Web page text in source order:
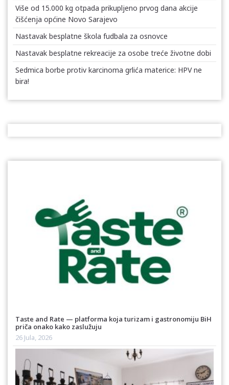
Više od 15.000 kg otpada prikupljeno prvog dana akcije
čišćenja općine Novo Sarajevo
Nastavak besplatne škola fudbala za osnovce
Nastavak besplatne rekreacije za osobe treće životne dobi
Sedmica borbe protiv karcinoma grlića materice: HPV ne
bira!
Taste and Rate — platforma koja turizam i gastronomiju BiH
priča onako kako zaslužuju
26 Jula, 2026